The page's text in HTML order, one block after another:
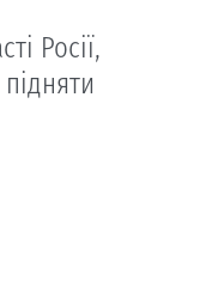
Росії,